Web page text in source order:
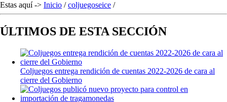
Estas aquí -> Inicio /coljuegoseice /
ÚLTIMOS DE ESTA SECCIÓN
Coljuegos entrega rendición de cuentas 2022-2026 de cara al
cierre del Gobierno